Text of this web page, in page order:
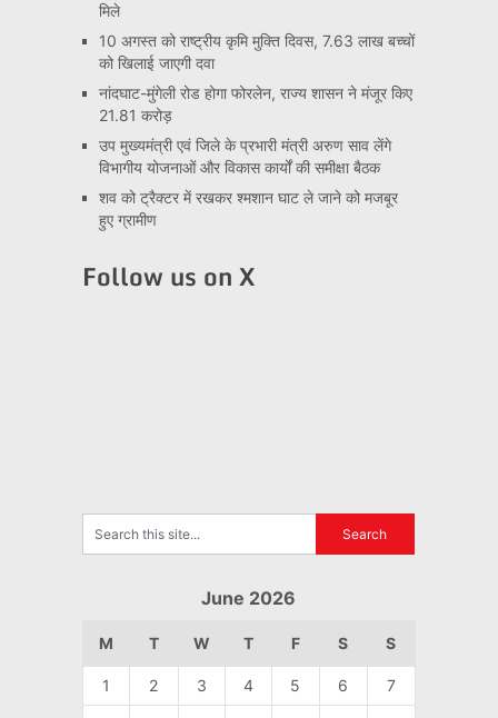
मिले
10 अगस्त को राष्ट्रीय कृमि मुक्ति दिवस, 7.63 लाख बच्चों
को खिलाई जाएगी दवा
नांदघाट-मुंगेली रोड होगा फोरलेन, राज्य शासन ने मंजूर किए
21.81 करोड़
उप मुख्यमंत्री एवं जिले के प्रभारी मंत्री अरुण साव लेंगे
विभागीय योजनाओं और विकास कार्यों की समीक्षा बैठक
शव को ट्रैक्टर में रखकर श्मशान घाट ले जाने को मजबूर
हुए ग्रामीण
Follow us on X
June 2026
M T W T F S S
1 2 3 4 5 6 7